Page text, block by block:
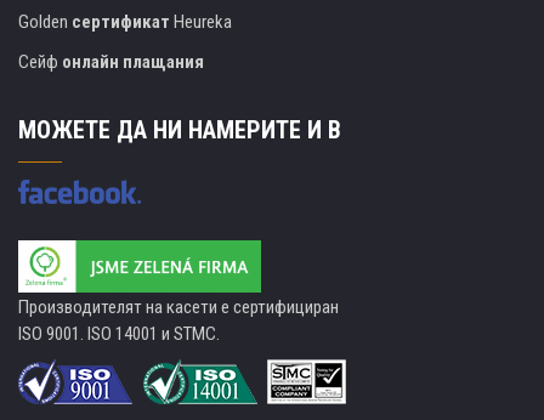
Golden сертификат Heureka
Сейф онлайн плащания
МОЖЕТЕ ДА НИ НАМЕРИТЕ И В
Производителят на касети е сертифициран
ISO 9001. ISO 14001 и STMC.